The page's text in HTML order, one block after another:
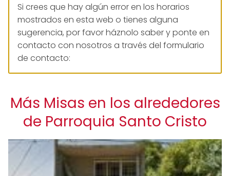
Si crees que hay algún error en los horarios
mostrados en esta web o tienes alguna
sugerencia, por favor háznolo saber y ponte en
contacto con nosotros a través del formulario
de contacto:
Más Misas en los alrededores
de Parroquia Santo Cristo